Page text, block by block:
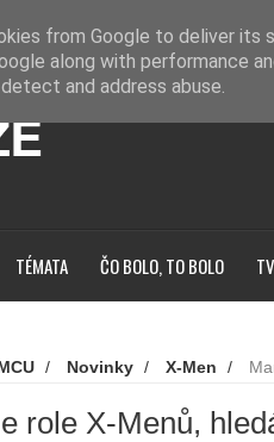
TÉMATA ČO BOLO, TO BOLO
MCU / Novinky / X-Men /
role X-Menů,
from Google to deliver its
along with performance
and address abuse.